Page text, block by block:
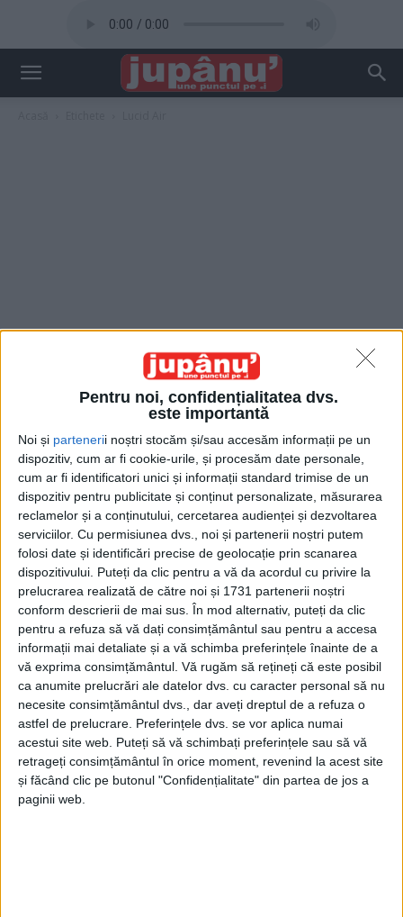
Pentru noi, confidențialitatea dvs.
este importantă
Noi și partenerii noștri stocăm și/sau accesăm informații pe un
dispozitiv, cum ar fi cookie-urile, și procesăm date personale,
cum ar fi identificatori unici și informații standard trimise de un
dispozitiv pentru publicitate și conținut personalizate, măsurarea
reclamelor și a conținutului, cercetarea audienței și dezvoltarea
serviciilor. Cu permisiunea dvs., noi și partenerii noștri putem
folosi date și identificări precise de geolocație prin scanarea
dispozitivului. Puteți da clic pentru a vă da acordul cu privire la
prelucrarea realizată de către noi și 1731 partenerii noștri
conform descrierii de mai sus. În mod alternativ, puteți da clic
pentru a refuza să vă dați consimțământul sau pentru a accesa
informații mai detaliate și a vă schimba preferințele înainte de a
vă exprima consimțământul. Vă rugăm să rețineți că este posibil
ca anumite prelucrări ale datelor dvs. cu caracter personal să nu
necesite consimțământul dvs., dar aveți dreptul de a refuza o
astfel de prelucrare. Preferințele dvs. se vor aplica numai
acestui site web. Puteți să vă schimbați preferințele sau să vă
retrageți consimțământul în orice moment, revenind la acest site
și făcând clic pe butonul "Confidențialitate" din partea de jos a
paginii web.
Etichetă: Lucid Air
În așteptarea invaziei chinezești. A
mașinilor electrice chinezești